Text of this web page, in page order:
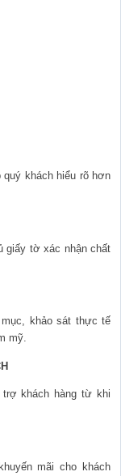
khách hiểu rõ hơn
giấy tờ xác nhận chất
khảo sát thực tế
mỹ.
khách hàng từ khi
mãi cho khách